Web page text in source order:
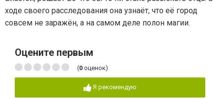
ходе своего расследования она узнаёт, что её город
совсем не заражён, а на самом деле полон магии.
Оцените первым
(0 оценок)
Я рекомендую